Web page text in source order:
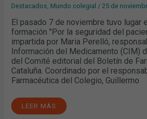
Destacados, Mundo colegial /25 de
El pasado 7 de noviembre tuvo lugar
formación "Por la seguridad del
impartida por Maria Perelló,
Información del Medicamento (CIM)
del Comité editorial del Boletín de
Cataluña. Coordinado por el
Farmacéutica del Colegio, Guillermo
LEER MÁS